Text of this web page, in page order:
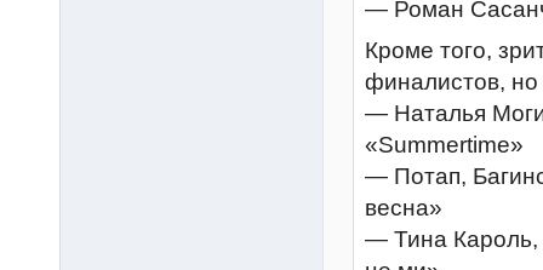
— Роман
Кроме того,
финалистов, но
— Наталья
«Summertime»
— Потап,
весна»
— Тина Кароль,